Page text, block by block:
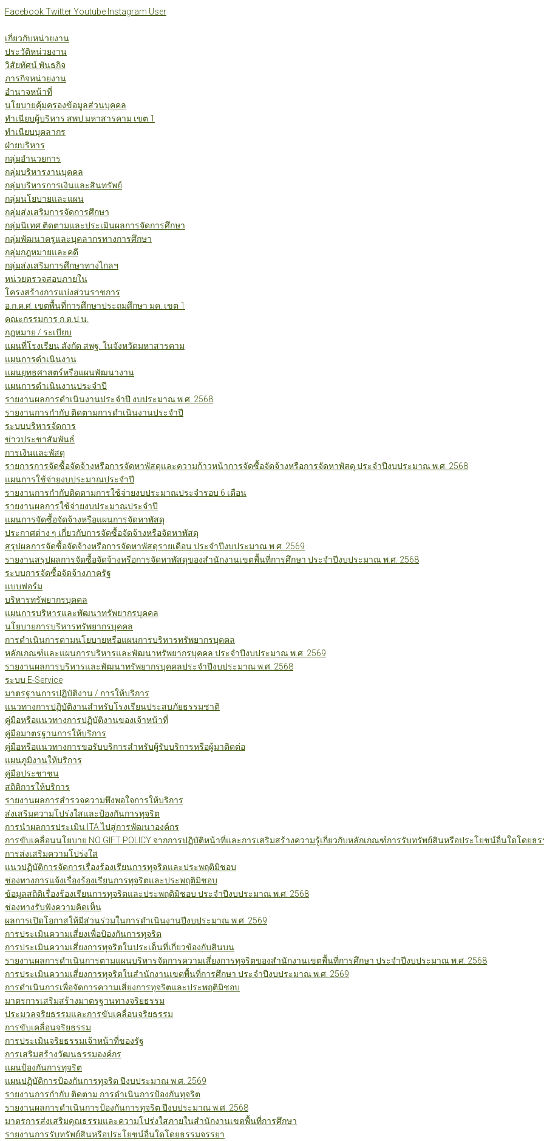
Skip
content
FacebookTwitterYoutube Instagram User
เกี่ยวกับหน่วยงาน
ประวัติหน่วยงาน
วิสัยทัศน์ พันธกิจ
ภารกิจหน่วยงาน
อำนาจหน้าที่
นโยบายคุ้มครองข้อมูลส่วนบุคคล
ทำเนียบผู้บริหาร สพป.มหาสารคาม เขต 1
ทำเนียบบุคลากร
ฝ่ายบริหาร
กลุ่มอำนวยการ
กลุ่มบริหารงานบุคคล
กลุ่มบริหารการเงินและสินทรัพย์
กลุ่มนโยบายและแผน
กลุ่มส่งเสริมการจัดการศึกษา
กลุ่มนิเทศ ติดตามและประเมินผลการจัดการศึกษา
กลุ่มพัฒนาครูและบุคลากรทางการศึกษา
กลุ่มกฎหมายและคดี
กลุ่มส่งเสริมการศึกษาทางไกลฯ
หน่วยตรวจสอบภายใน
โครงสร้างการแบ่งส่วนราชการ
อ.ก.ค.ศ. เขตพื้นที่การศึกษาประถมศึกษา มค. เขต 1
คณะกรรมการ ก.ต.ป.น.
กฎหมาย / ระเบียบ
แผนที่โรงเรียน สังกัด สพฐ. ในจังหวัดมหาสารคาม
แผนการดำเนินงาน
แผนยุทธศาสตร์หรือแผนพัฒนางาน
แผนการดำเนินงานประจำปี
รายงานผลการดำเนินงานประจำปี งบประมาณ พ.ศ. 2568
รายงานการกำกับ ติดตามการดำเนินงานประจำปี
ระบบบริหารจัดการ
ข่าวประชาสัมพันธ์
การเงินและพัสดุ
รายการการจัดซื้อจัดจ้างหรือการจัดหาพัสดุและความก้าวหน้าการจัดซื้อจัดจ้างหรือการจัดหาพัสดุ ประจำปีงบประมาณ พ.ศ. 2568
แผนการใช้จ่ายงบประมาณประจำปี
รายงานการกำกับติดตามการใช้จ่ายงบประมาณประจำรอบ 6 เดือน
รายงานผลการใช้จ่ายงบประมาณประจำปี
แผนการจัดซื้อจัดจ้างหรือแผนการจัดหาพัสดุ
ประกาศต่าง ๆ เกี่ยวกับการจัดซื้อจัดจ้างหรือจัดหาพัสดุ
สรุปผลการจัดซื้อจัดจ้างหรือการจัดหาพัสดุรายเดือน ประจำปีงบประมาณ พ.ศ. 2569
รายงานสรุปผลการจัดซื้อจัดจ้างหรือการจัดหาพัสดุของสำนักงานเขตพื้นที่การศึกษา ประจำปีงบประมาณ พ.ศ. 2568
ระบบการจัดซื้อจัดจ้างภาครัฐ
แบบฟอร์ม
บริหารทรัพยากรบุคคล
แผนการบริหารและพัฒนาทรัพยากรบุคคล
นโยบายการบริหารทรัพยากรบุคคล
การดำเนินการตามนโยบายหรือแผนการบริหารทรัพยากรบุคคล
หลักเกณฑ์และแผนการบริหารและพัฒนาทรัพยากรบุคคล ประจำปีงบประมาณ พ.ศ. 2569
รายงานผลการบริหารและพัฒนาทรัพยากรบุคคลประจำปีงบประมาณ พ.ศ. 2568
ระบบ E-Service
มาตรฐานการปฏิบัติงาน / การให้บริการ
แนวทางการปฏิบัติงานสำหรับโรงเรียนประสบภัยธรรมชาติ
คู่มือหรือแนวทางการปฏิบัติงานของเจ้าหน้าที่
คู่มือมาตรฐานการให้บริการ
คู่มือหรือแนวทางการขอรับบริการสำหรับผู้รับบริการหรือผู้มาติดต่อ
แผนภูมิงานให้บริการ
คู่มือประชาชน
สถิติการให้บริการ
รายงานผลการสำรวจความพึงพอใจการให้บริการ
ส่งเสริมความโปร่งใสและป้องกันการทุจริต
การนำผลการประเมิน ITA ไปสู่การพัฒนาองค์กร
การขับเคลื่อนนโยบาย NO GIFT POLICY จากการปฏิบัติหน้าที่และการเสริมสร้างความรู้เกี่ยวกับหลักเกณฑ์การรับทรัพย์สินหรือประโยชน์อื่นใดโดยธ
การส่งเสริมความโปร่งใส
แนวปฏิบัติการจัดการเรื่องร้องเรียนการทุจริตและประพฤติมิชอบ
ช่องทางการแจ้งเรื่องร้องเรียนการทุจริตและประพฤติมิชอบ
ข้อมูลสถิติเรื่องร้องเรียนการทุจริตและประพฤติมิชอบ ประจำปีงบประมาณ พ.ศ. 2568
ช่องทางรับฟังความคิดเห็น
ผลการเปิดโอกาสให้มีส่วนร่วมในการดำเนินงานปีงบประมาณ พ.ศ. 2569
การประเมินความเสี่ยงเพื่อป้องกันการทุจริต
การประเมินความเสี่ยงการทุจริตในประเด็นที่เกี่ยวข้องกับสินบน
รายงานผลการดำเนินการตามแผนบริหารจัดการความเสี่ยงการทุจริตของสำนักงานเขตพื้นที่การศึกษา ประจำปีงบประมาณ พ.ศ. 2568
การประเมินความเสี่ยงการทุจริตในสำนักงานเขตพื้นที่การศึกษา ประจำปีงบประมาณ พ.ศ. 2569
การดำเนินการเพื่อจัดการความเสี่ยงการทุจริตและประพฤติมิชอบ
มาตรการเสริมสร้างมาตรฐานทางจริยธรรม
ประมวลจริยธรรมและการขับเคลื่อนจริยธรรม
การขับเคลื่อนจริยธรรม
การประเมินจริยธรรมเจ้าหน้าที่ของรัฐ
การเสริมสร้างวัฒนธรรมองค์กร
แผนป้องกันการทุจริต
แผนปฏิบัติการป้องกันการทุจริต ปีงบประมาณ พ.ศ. 2569
รายงานการกำกับ ติดตาม การดำเนินการป้องกันทุจริต
รายงานผลการดำเนินการป้องกันการทุจริต ปีงบประมาณ พ.ศ. 2568
มาตรการส่งเสริมคุณธรรมและความโปร่งใสภายในสำนักงานเขตพื้นที่การศึกษา
รายงานการรับทรัพย์สินหรือประโยชน์อื่นใดโดยธรรมจรรยา